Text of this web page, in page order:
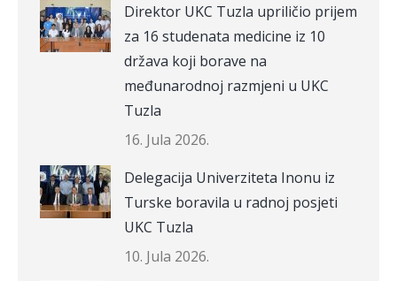
Direktor UKC Tuzla upriličio prijem
za 16 studenata medicine iz 10
država koji borave na
međunarodnoj razmjeni u UKC
Tuzla
16. Jula 2026.
Delegacija Univerziteta Inonu iz
Turske boravila u radnoj posjeti
UKC Tuzla
10. Jula 2026.